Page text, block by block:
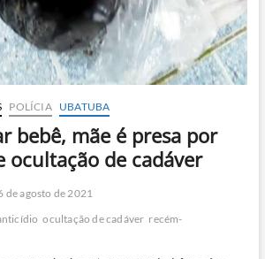
POLÍCIA UBATUBA
bebê, mãe é presa por
de cadáver
de agosto de 2021
ocultação de cadáver recém-